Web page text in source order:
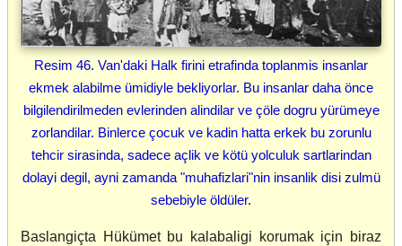
Resim 46. Van'daki Halk firini etrafinda toplanmis insanlar
ekmek alabilme ümidiyle bekliyorlar. Bu insanlar daha önce
bilgilendirilmeden evlerinden alindilar ve çöle dogru yürümeye
zorlandilar. Binlerce çocuk ve kadin hatta erkek bu zorunlu
tehcir sirasinda, sadece açlik ve kötü yolculuk sartlarindan
dolayi degil, ayni zamanda "muhafizlari"nin insanlik disi zulmü
sebebiyle öldüler.
Baslangiçta Hükümet bu kalabaligi korumak için biraz